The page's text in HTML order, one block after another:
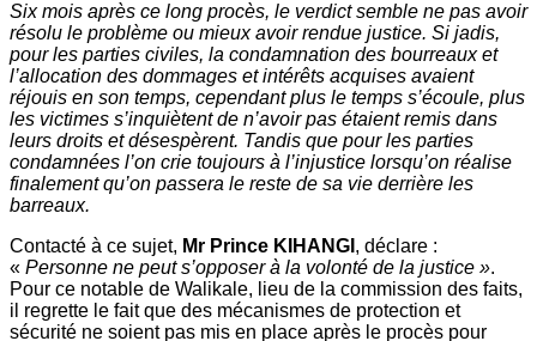
Six mois après ce long procès, le verdict semble ne pas avoir
résolu le problème ou mieux avoir rendue justice. Si jadis,
pour les parties civiles, la condamnation des bourreaux et
l’allocation des dommages et intérêts acquises avaient
réjouis en son temps, cependant plus le temps s’écoule, plus
les victimes s’inquiètent de n’avoir pas étaient remis dans
leurs droits et désespèrent. Tandis que pour les parties
condamnées l’on crie toujours à l’injustice lorsqu’on réalise
finalement qu’on passera le reste de sa vie derrière les
barreaux.
Contacté à ce sujet, Mr Prince KIHANGI , déclare :
« Personne ne peut s’opposer à la volonté de la justice ».
Pour ce notable de Walikale, lieu de la commission des faits,
il regrette le fait que des mécanismes de protection et
sécurité ne soient pas mis en place après le procès pour